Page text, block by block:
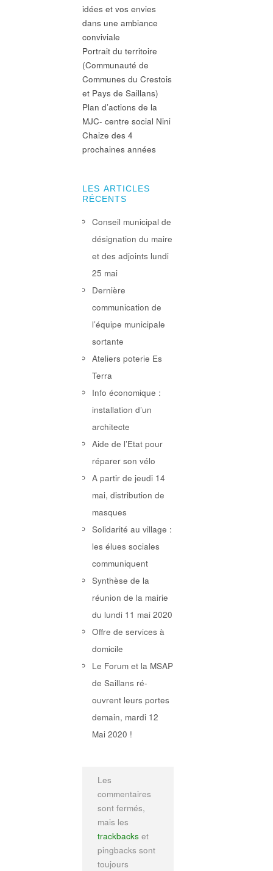
idées et vos envies
dans une ambiance
conviviale
Portrait du territoire
(Communauté de
Communes du Crestois
et Pays de Saillans)
Plan d’actions de la
MJC- centre social Nini
Chaize des 4
prochaines années
LES ARTICLES
RÉCENTS
Conseil municipal de
désignation du maire
et des adjoints lundi
25 mai
Dernière
communication de
l’équipe municipale
sortante
Ateliers poterie Es
Terra
Info économique :
installation d’un
architecte
Aide de l’Etat pour
réparer son vélo
A partir de jeudi 14
mai, distribution de
masques
Solidarité au village :
les élues sociales
communiquent
Synthèse de la
réunion de la mairie
du lundi 11 mai 2020
Offre de services à
domicile
Le Forum et la MSAP
de Saillans ré-
ouvrent leurs portes
demain, mardi 12
Mai 2020 !
Les
commentaires
sont fermés,
mais les
trackbacks et
pingbacks sont
toujours